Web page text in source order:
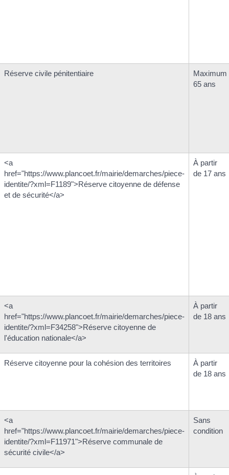
Réserve civile pénitentiaire
Maximum
65 ans
<a
href="https://www.plancoet.fr/mairie/demarches/piece-
identite/?xml=F1189">Réserve citoyenne de défense
et de sécurité</a>
À partir
de 17 ans
<a
href="https://www.plancoet.fr/mairie/demarches/piece-
identite/?xml=F34258">Réserve citoyenne de
l'éducation nationale</a>
À partir
de 18 ans
Réserve citoyenne pour la cohésion des territoires
À partir
de 18 ans
<a
href="https://www.plancoet.fr/mairie/demarches/piece-
identite/?xml=F11971">Réserve communale de
sécurité civile</a>
Sans
condition